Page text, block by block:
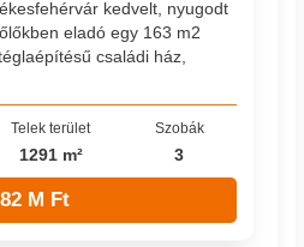
kedvelt, nyugodt
eladó egy 163 m2
családi ház,
Telek terület
1291 m²
Szobák
3
82 M Ft